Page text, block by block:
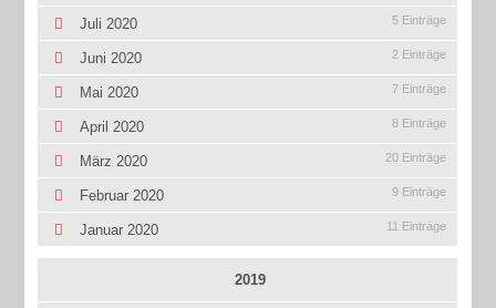
Juli 2020 5 Einträge
Juni 2020 2 Einträge
Mai 2020 7 Einträge
April 2020 8 Einträge
März 2020 20 Einträge
Februar 2020 9 Einträge
Januar 2020 11 Einträge
2019